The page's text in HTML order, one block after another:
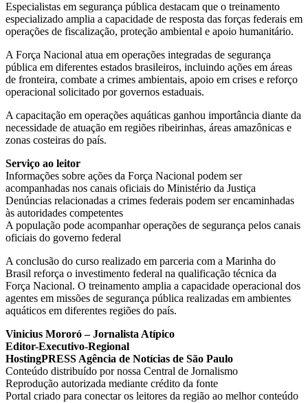
Especialistas em segurança pública destacam que o treinamento
especializado amplia a capacidade de resposta das forças federais em
operações de fiscalização, proteção ambiental e apoio humanitário.
A Força Nacional atua em operações integradas de segurança
pública em diferentes estados brasileiros, incluindo ações em áreas
de fronteira, combate a crimes ambientais, apoio em crises e reforço
operacional solicitado por governos estaduais.
A capacitação em operações aquáticas ganhou importância diante da
necessidade de atuação em regiões ribeirinhas, áreas amazônicas e
zonas costeiras do país.
Serviço ao leitor
Informações sobre ações da Força Nacional podem ser
acompanhadas nos canais oficiais do Ministério da Justiça
Denúncias relacionadas a crimes federais podem ser encaminhadas
às autoridades competentes
A população pode acompanhar operações de segurança pelos canais
oficiais do governo federal
A conclusão do curso realizado em parceria com a Marinha do
Brasil reforça o investimento federal na qualificação técnica da
Força Nacional. O treinamento amplia a capacidade operacional dos
agentes em missões de segurança pública realizadas em ambientes
aquáticos em diferentes regiões do país.
Vinicius Mororó – Jornalista Atípico
Editor-Executivo-Regional
HostingPRESS Agência de Notícias de São Paulo
Conteúdo distribuído por nossa Central de Jornalismo
Reprodução autorizada mediante crédito da fonte
Portal criado para conectar os leitores da região ao melhor conteúdo